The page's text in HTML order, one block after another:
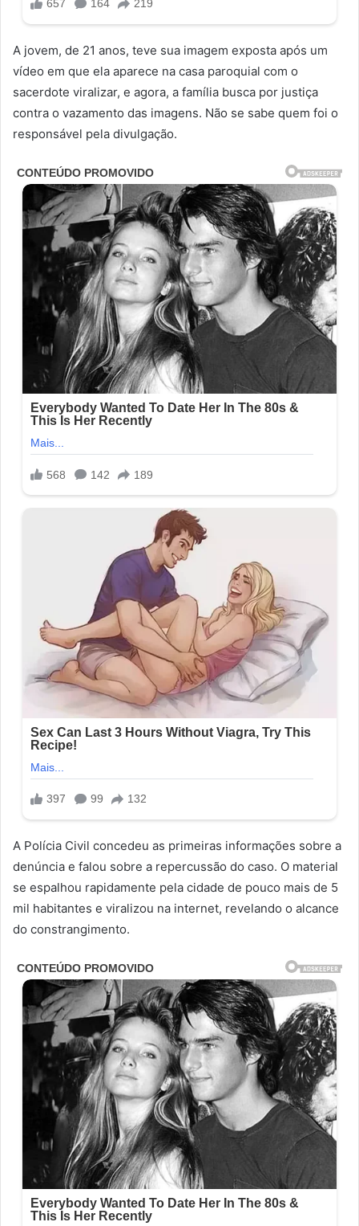
A jovem, de 21 anos, teve sua imagem exposta após um
vídeo em que ela aparece na casa paroquial com o
sacerdote viralizar, e agora, a família busca por justiça
contra o vazamento das imagens. Não se sabe quem foi o
responsável pela divulgação.
A Polícia Civil concedeu as primeiras informações sobre a
denúncia e falou sobre a repercussão do caso. O material
se espalhou rapidamente pela cidade de pouco mais de 5
mil habitantes e viralizou na internet, revelando o alcance
do constrangimento.